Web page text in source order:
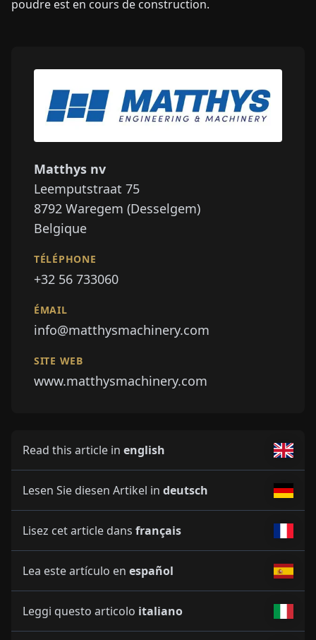
poudre est en cours de construction.
Matthys nv
Leemputstraat 75
8792 Waregem (Desselgem)
Belgique
TÉLÉPHONE
+32 56 733060
ÉMAIL
info@matthysmachinery.com
SITE WEB
www.matthysmachinery.com
Read this article in english
Lesen Sie diesen Artikel in deutsch
Lisez cet article dans français
Lea este artículo en español
Leggi questo articolo italiano